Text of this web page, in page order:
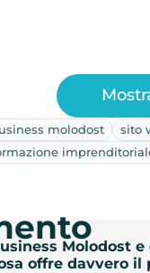
molodost
sito
Molodost
offre davvero il